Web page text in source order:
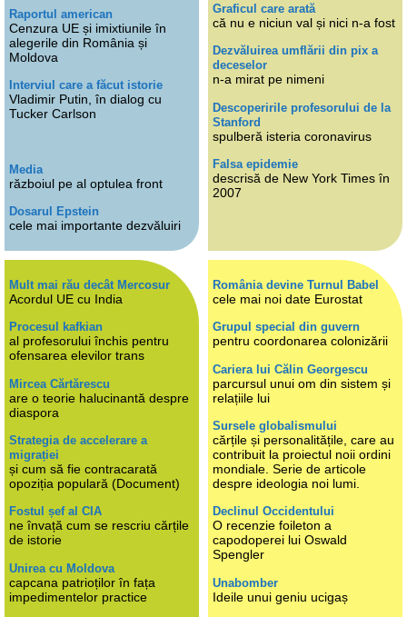
Raportul american
Cenzura UE și imixtiunile în
alegerile din România și
Moldova
Interviul care a făcut istorie
Vladimir Putin, în dialog cu
Tucker Carlson
Media
războiul pe al optulea front
Dosarul Epstein
cele mai importante dezvăluiri
Graficul care arată
că nu e niciun val și nici n-a fost
Dezvăluirea umflării din pix a
deceselor
n-a mirat pe nimeni
Descoperirile profesorului de la
Stanford
spulberă isteria coronavirus
Falsa epidemie
descrisă de New York Times în
2007
Mult mai rău decât Mercosur
Acordul UE cu India
Procesul kafkian
al profesorului închis pentru
ofensarea elevilor trans
Mircea Cărtărescu
are o teorie halucinantă despre
diaspora
Strategia de accelerare a
migrației
și cum să fie contracarată
opoziția populară (Document)
Fostul șef al CIA
ne învață cum se rescriu cărțile
de istorie
Unirea cu Moldova
capcana patrioților în fața
impedimentelor practice
România devine Turnul Babel
cele mai noi date Eurostat
Grupul special din guvern
pentru coordonarea colonizării
Cariera lui Călin Georgescu
parcursul unui om din sistem și
relațiile lui
Sursele globalismului
cărțile și personalitățile, care au
contribuit la proiectul noii ordini
mondiale. Serie de articole
despre ideologia noi lumi.
Declinul Occidentului
O recenzie foileton a
capodoperei lui Oswald
Spengler
Unabomber
Ideile unui geniu ucigaș